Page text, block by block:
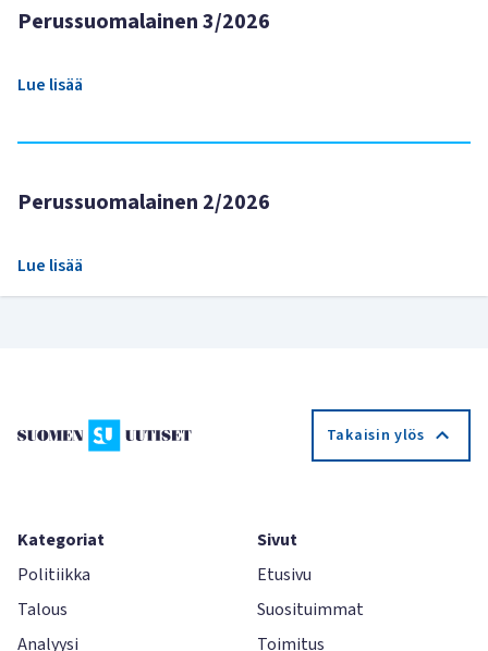
Perussuomalainen 3/2026
Lue lisää
Perussuomalainen 2/2026
Lue lisää
Takaisin ylös
Kategoriat
Politiikka
Talous
Analyysi
Sivut
Etusivu
Suosituimmat
Toimitus